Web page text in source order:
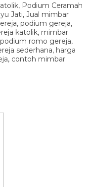
Podium Ceramah
Jati, Jual mimbar
podium gereja,
katolik, mimbar
romo gereja,
sederhana, harga
contoh mimbar